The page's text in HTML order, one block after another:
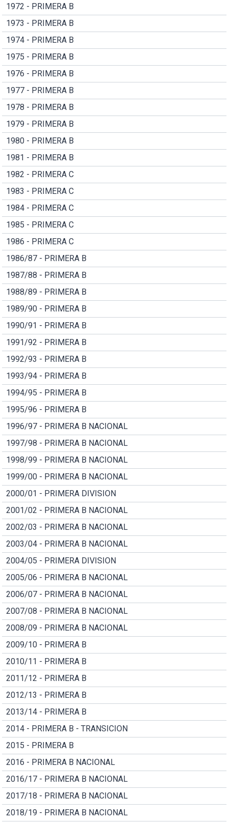
1972 - PRIMERA B
1973 - PRIMERA B
1974 - PRIMERA B
1975 - PRIMERA B
1976 - PRIMERA B
1977 - PRIMERA B
1978 - PRIMERA B
1979 - PRIMERA B
1980 - PRIMERA B
1981 - PRIMERA B
1982 - PRIMERA C
1983 - PRIMERA C
1984 - PRIMERA C
1985 - PRIMERA C
1986 - PRIMERA C
1986/87 - PRIMERA B
1987/88 - PRIMERA B
1988/89 - PRIMERA B
1989/90 - PRIMERA B
1990/91 - PRIMERA B
1991/92 - PRIMERA B
1992/93 - PRIMERA B
1993/94 - PRIMERA B
1994/95 - PRIMERA B
1995/96 - PRIMERA B
1996/97 - PRIMERA B NACIONAL
1997/98 - PRIMERA B NACIONAL
1998/99 - PRIMERA B NACIONAL
1999/00 - PRIMERA B NACIONAL
2000/01 - PRIMERA DIVISION
2001/02 - PRIMERA B NACIONAL
2002/03 - PRIMERA B NACIONAL
2003/04 - PRIMERA B NACIONAL
2004/05 - PRIMERA DIVISION
2005/06 - PRIMERA B NACIONAL
2006/07 - PRIMERA B NACIONAL
2007/08 - PRIMERA B NACIONAL
2008/09 - PRIMERA B NACIONAL
2009/10 - PRIMERA B
2010/11 - PRIMERA B
2011/12 - PRIMERA B
2012/13 - PRIMERA B
2013/14 - PRIMERA B
2014 - PRIMERA B - TRANSICION
2015 - PRIMERA B
2016 - PRIMERA B NACIONAL
2016/17 - PRIMERA B NACIONAL
2017/18 - PRIMERA B NACIONAL
2018/19 - PRIMERA B NACIONAL